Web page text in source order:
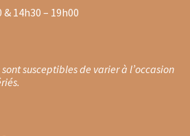
& 14h30 – 19h00
susceptibles de varier à l’occasion